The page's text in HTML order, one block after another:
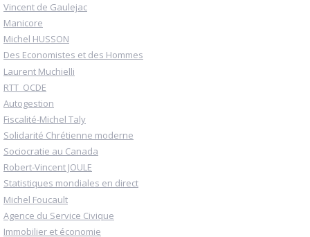
Vincent de Gaulejac
Manicore
Michel HUSSON
Des Economistes et des Hommes
Laurent Muchielli
RTT_OCDE
Autogestion
Fiscalité-Michel Taly
Solidarité Chrétienne moderne
Sociocratie au Canada
Robert-Vincent JOULE
Statistiques mondiales en direct
Michel Foucault
Agence du Service Civique
Immobilier et économie